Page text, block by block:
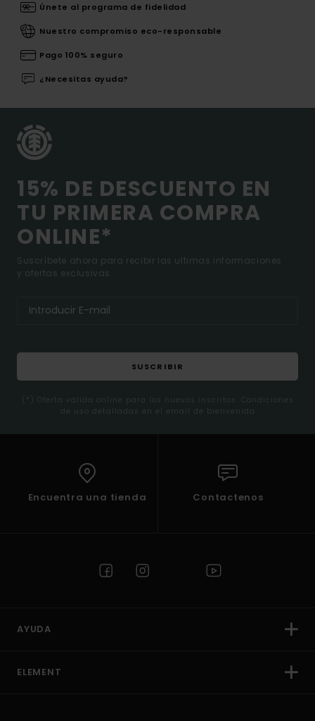
Únete al programa de fidelidad
Nuestro compromiso eco-responsable
Pago 100% seguro
¿Necesitas ayuda?
15% DE DESCUENTO EN
TU PRIMERA COMPRA
ONLINE*
Suscríbete ahora para recibir las ultimas informaciones
y ofertas exclusivas.
SUSCRIBIR
(*) Oferta valida online para los nuevos inscritos. Condiciones
de uso detalladas en el email de bienvenida
Encuentra una tienda Contactenos
AYUDA
ELEMENT